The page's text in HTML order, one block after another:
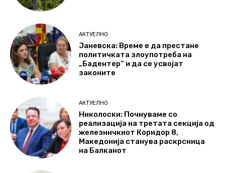
АКТУЕЛНО
Јаневска: Време е да престане
политичката злоупотреба на
„Бадентер“ и да се усвојат
законите
АКТУЕЛНО
Николоски: Почнуваме со
реализација на третата секција од
железничкиот Коридор 8,
Македонија станува раскрсница
на Балканот